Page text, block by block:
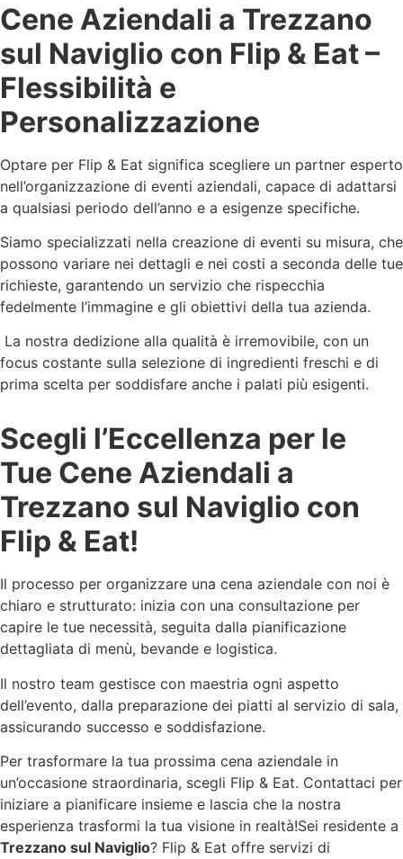
Cene Aziendali a Trezzano
sul Naviglio con Flip & Eat –
Flessibilità e
Personalizzazione
Optare per Flip & Eat significa scegliere un partner esperto
nell’organizzazione di eventi aziendali, capace di adattarsi
a qualsiasi periodo dell’anno e a esigenze specifiche.
Siamo specializzati nella creazione di eventi su misura, che
possono variare nei dettagli e nei costi a seconda delle tue
richieste, garantendo un servizio che rispecchia
fedelmente l’immagine e gli obiettivi della tua azienda.
La nostra dedizione alla qualità è irremovibile, con un
focus costante sulla selezione di ingredienti freschi e di
prima scelta per soddisfare anche i palati più esigenti.
Scegli l’Eccellenza per le
Tue Cene Aziendali a
Trezzano sul Naviglio con
Flip & Eat!
Il processo per organizzare una cena aziendale con noi è
chiaro e strutturato: inizia con una consultazione per
capire le tue necessità, seguita dalla pianificazione
dettagliata di menù, bevande e logistica.
Il nostro team gestisce con maestria ogni aspetto
dell’evento, dalla preparazione dei piatti al servizio di sala,
assicurando successo e soddisfazione.
Per trasformare la tua prossima cena aziendale in
un’occasione straordinaria, scegli Flip & Eat. Contattaci per
iniziare a pianificare insieme e lascia che la nostra
esperienza trasformi la tua visione in realtà!Sei residente a
Trezzano sul Naviglio? Flip & Eat offre servizi di